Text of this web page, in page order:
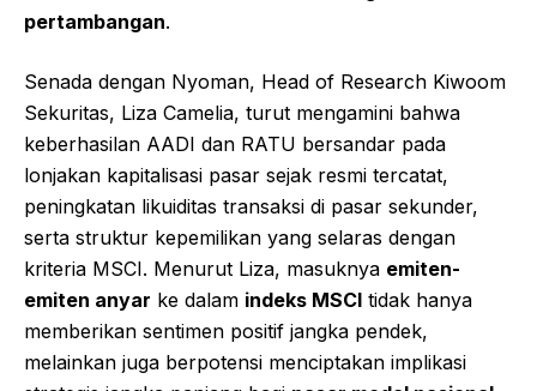
pertambangan.
Senada dengan Nyoman, Head of Research Kiwoom
Sekuritas, Liza Camelia, turut mengamini bahwa
keberhasilan AADI dan RATU bersandar pada
lonjakan kapitalisasi pasar sejak resmi tercatat,
peningkatan likuiditas transaksi di pasar sekunder,
serta struktur kepemilikan yang selaras dengan
kriteria MSCI. Menurut Liza, masuknya emiten-
emiten anyar ke dalam indeks MSCI tidak hanya
memberikan sentimen positif jangka pendek,
melainkan juga berpotensi menciptakan implikasi